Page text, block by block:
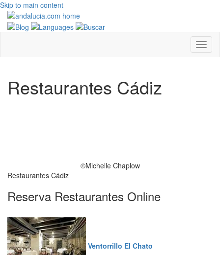
Skip to main content
Restaurantes Cádiz
©Michelle Chaplow
Restaurantes Cádiz
Reserva Restaurantes Online
Ventorrillo El Chato